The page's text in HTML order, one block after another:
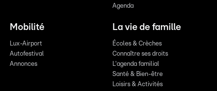
Agenda
Mobilité
Lux-Airport
Autofestival
Annonces
La vie de famille
Écoles & Crèches
Connaître ses droits
L'agenda familial
Santé & Bien-être
Loisirs & Activités